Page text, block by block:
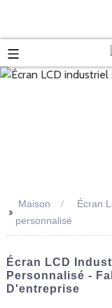
>>
Maison
Écran
personnalisé
Écran LCD
Personnalisé -
D'entreprise